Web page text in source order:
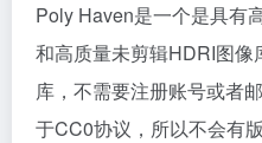
Poly Haven是一个是具有
和高质量未剪辑HDRI图
库，不需要注册账号或者
于CC0协议，所以不会有